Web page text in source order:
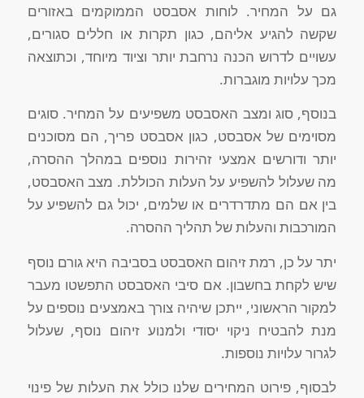
גם על המחיר. לוחות אסבסט הממוקמים באזורים
שקשה להגיע אליהם, כגון תקרות או חללים סגורים,
עשויים לדרוש הכנה נרחבת יותר וציוד מיוחד, וכתוצאה
מכך עלויות מוגברות.
בנוסף, סוג ומצב האסבסט משפיעים על המחיר. סוגים
מסוימים של אסבסט, כגון אסבסט פריך, הם מסוכנים
יותר ודורשים אמצעי זהירות נוספים במהלך ההסרה,
מה שעלול להשפיע על העלות הכוללת. מצב האסבסט,
בין אם הם מתדרדרים או שלמים, יכול גם להשפיע על
המורכבות והעלות של תהליך ההסרה.
יתר על כן, רמת זיהום האסבסט בסביבה היא גורם נוסף
שיש לקחת בחשבון. אם סיבי האסבסט התפשטו מעבר
למקור הראשוני, ייתכן שיהיה צורך באמצעים נוספים על
מנת להבטיח ניקוי יסודי ולמנוע זיהום נוסף, שעלול
לגרור עלויות נוספות.
לבסוף, פירוט המחירים שלנו כולל את העלות של פינוי